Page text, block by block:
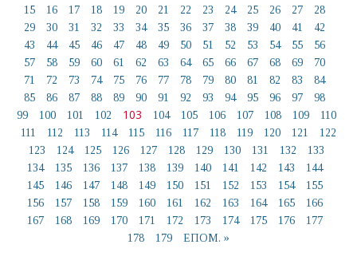
15
16 17 18 19 20 21 22 23 24 25 26 27
28
29
30 31 32 33 34 35 36 37 38 39 40 41
42
43
44 45 46 47 48 49 50 51 52 53 54 55
56
57
58 59 60 61 62 63 64 65 66 67 68 69
70
71
72 73 74 75 76 77 78 79 80 81 82 83
84
85
86 87 88 89 90 91 92 93 94 95 96 97
98
99
100 101 102 103 104 105 106 107 108 109
110
111
112 113 114 115 116 117 118 119 120 121
122
123
124 125 126 127 128 129 130 131 132
133
134
135 136 137 138 139 140 141 142 143
144
145
146 147 148 149 150 151 152 153 154
155
156
157 158 159 160 161 162 163 164 165
166
167
168 169 170 171 172 173 174 175 176
177
178
179 ΕΠΟΜ. »